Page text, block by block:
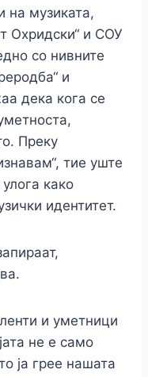
на музиката,
Охридски“ и СОУ
со нивните
и
дека кога се
Преку
тие уште
како
идентитет.
и уметници
не е само
ја грее нашата